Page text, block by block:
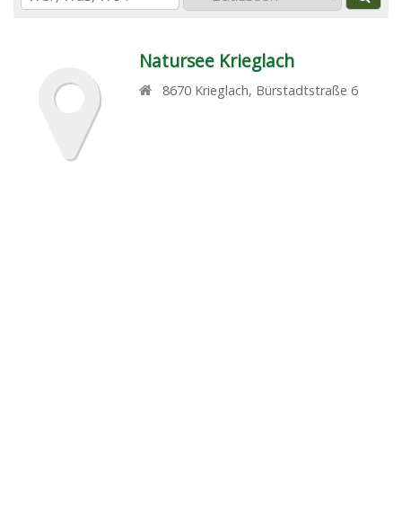
Natursee Krieglach
8670 Krieglach, Bürstadtstraße 6